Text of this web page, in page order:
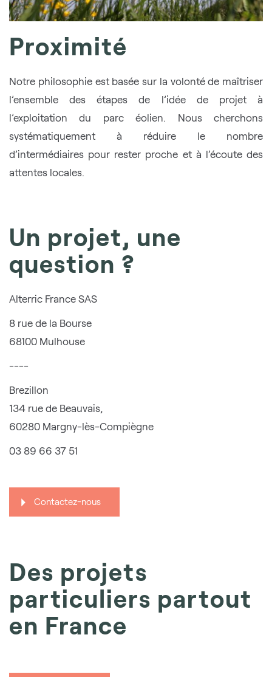
Proximité
Notre philosophie est basée sur la volonté de maîtriser
l’ensemble des étapes de l’idée de projet à
l’exploitation du parc éolien. Nous cherchons
systématiquement à réduire le nombre
d’intermédiaires pour rester proche et à l’écoute des
attentes locales.
Un projet, une
question ?
Alterric France SAS
8 rue de la Bourse
68100 Mulhouse
----
Brezillon
134 rue de Beauvais,
60280 Margny-lès-Compiègne
03 89 66 37 51
Contactez-nous
Des projets
particuliers partout
en France